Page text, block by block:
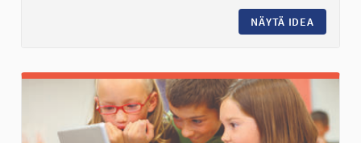
NÄYTÄ IDEA